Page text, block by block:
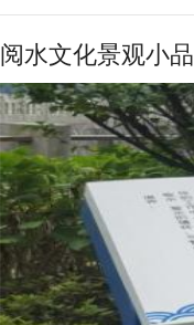
阅水文化景观小品